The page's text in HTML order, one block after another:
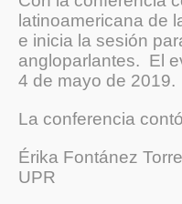
latinoamericana de
e inicia la sesión
angloparlantes. El
4 de mayo de 2019.
La conferencia
Érika Fontánez
UPR